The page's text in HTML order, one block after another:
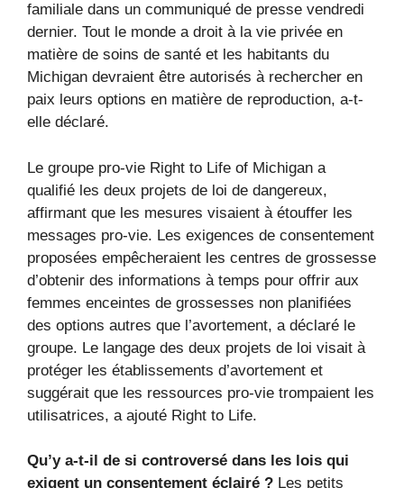
familiale dans un communiqué de presse vendredi
dernier. Tout le monde a droit à la vie privée en
matière de soins de santé et les habitants du
Michigan devraient être autorisés à rechercher en
paix leurs options en matière de reproduction, a-t-
elle déclaré.
Le groupe pro-vie Right to Life of Michigan a
qualifié les deux projets de loi de dangereux,
affirmant que les mesures visaient à étouffer les
messages pro-vie. Les exigences de consentement
proposées empêcheraient les centres de grossesse
d’obtenir des informations à temps pour offrir aux
femmes enceintes de grossesses non planifiées
des options autres que l’avortement, a déclaré le
groupe. Le langage des deux projets de loi visait à
protéger les établissements d’avortement et
suggérait que les ressources pro-vie trompaient les
utilisatrices, a ajouté Right to Life.
Qu’y a-t-il de si controversé dans les lois qui
exigent un consentement éclairé ? Les petits